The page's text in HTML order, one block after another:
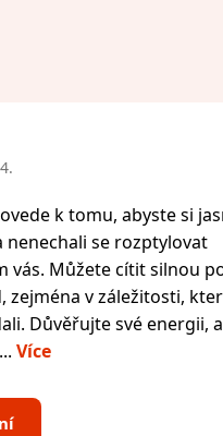
k tomu, abyste si
se rozptylovat
vás. Můžete cítit silnou
zejména v záležitosti,
Důvěřujte své energii,
Více